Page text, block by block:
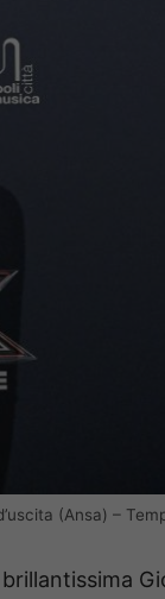
(Ansa) –